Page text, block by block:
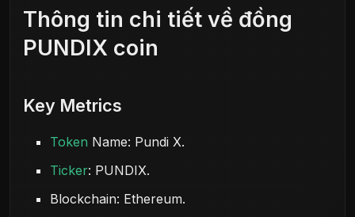
Thông tin chi tiết về đồng
PUNDIX coin
Key Metrics
Token Name: Pundi X.
Ticker: PUNDIX.
Blockchain: Ethereum.